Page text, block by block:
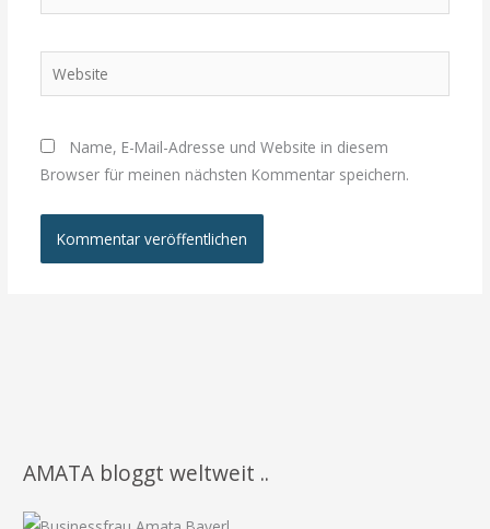
Mail-
Website
Name, E-Mail-Adresse und Website in diesem
Browser für meinen nächsten Kommentar speichern.
AMATA bloggt weltweit ..